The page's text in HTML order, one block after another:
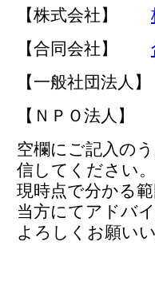
【株式会社】
【合同会社】
【一般社団法
【ＮＰＯ法人
空欄にご記入の
信してください。
現時点で分かる
当方にてアドバ
よろしくお願い